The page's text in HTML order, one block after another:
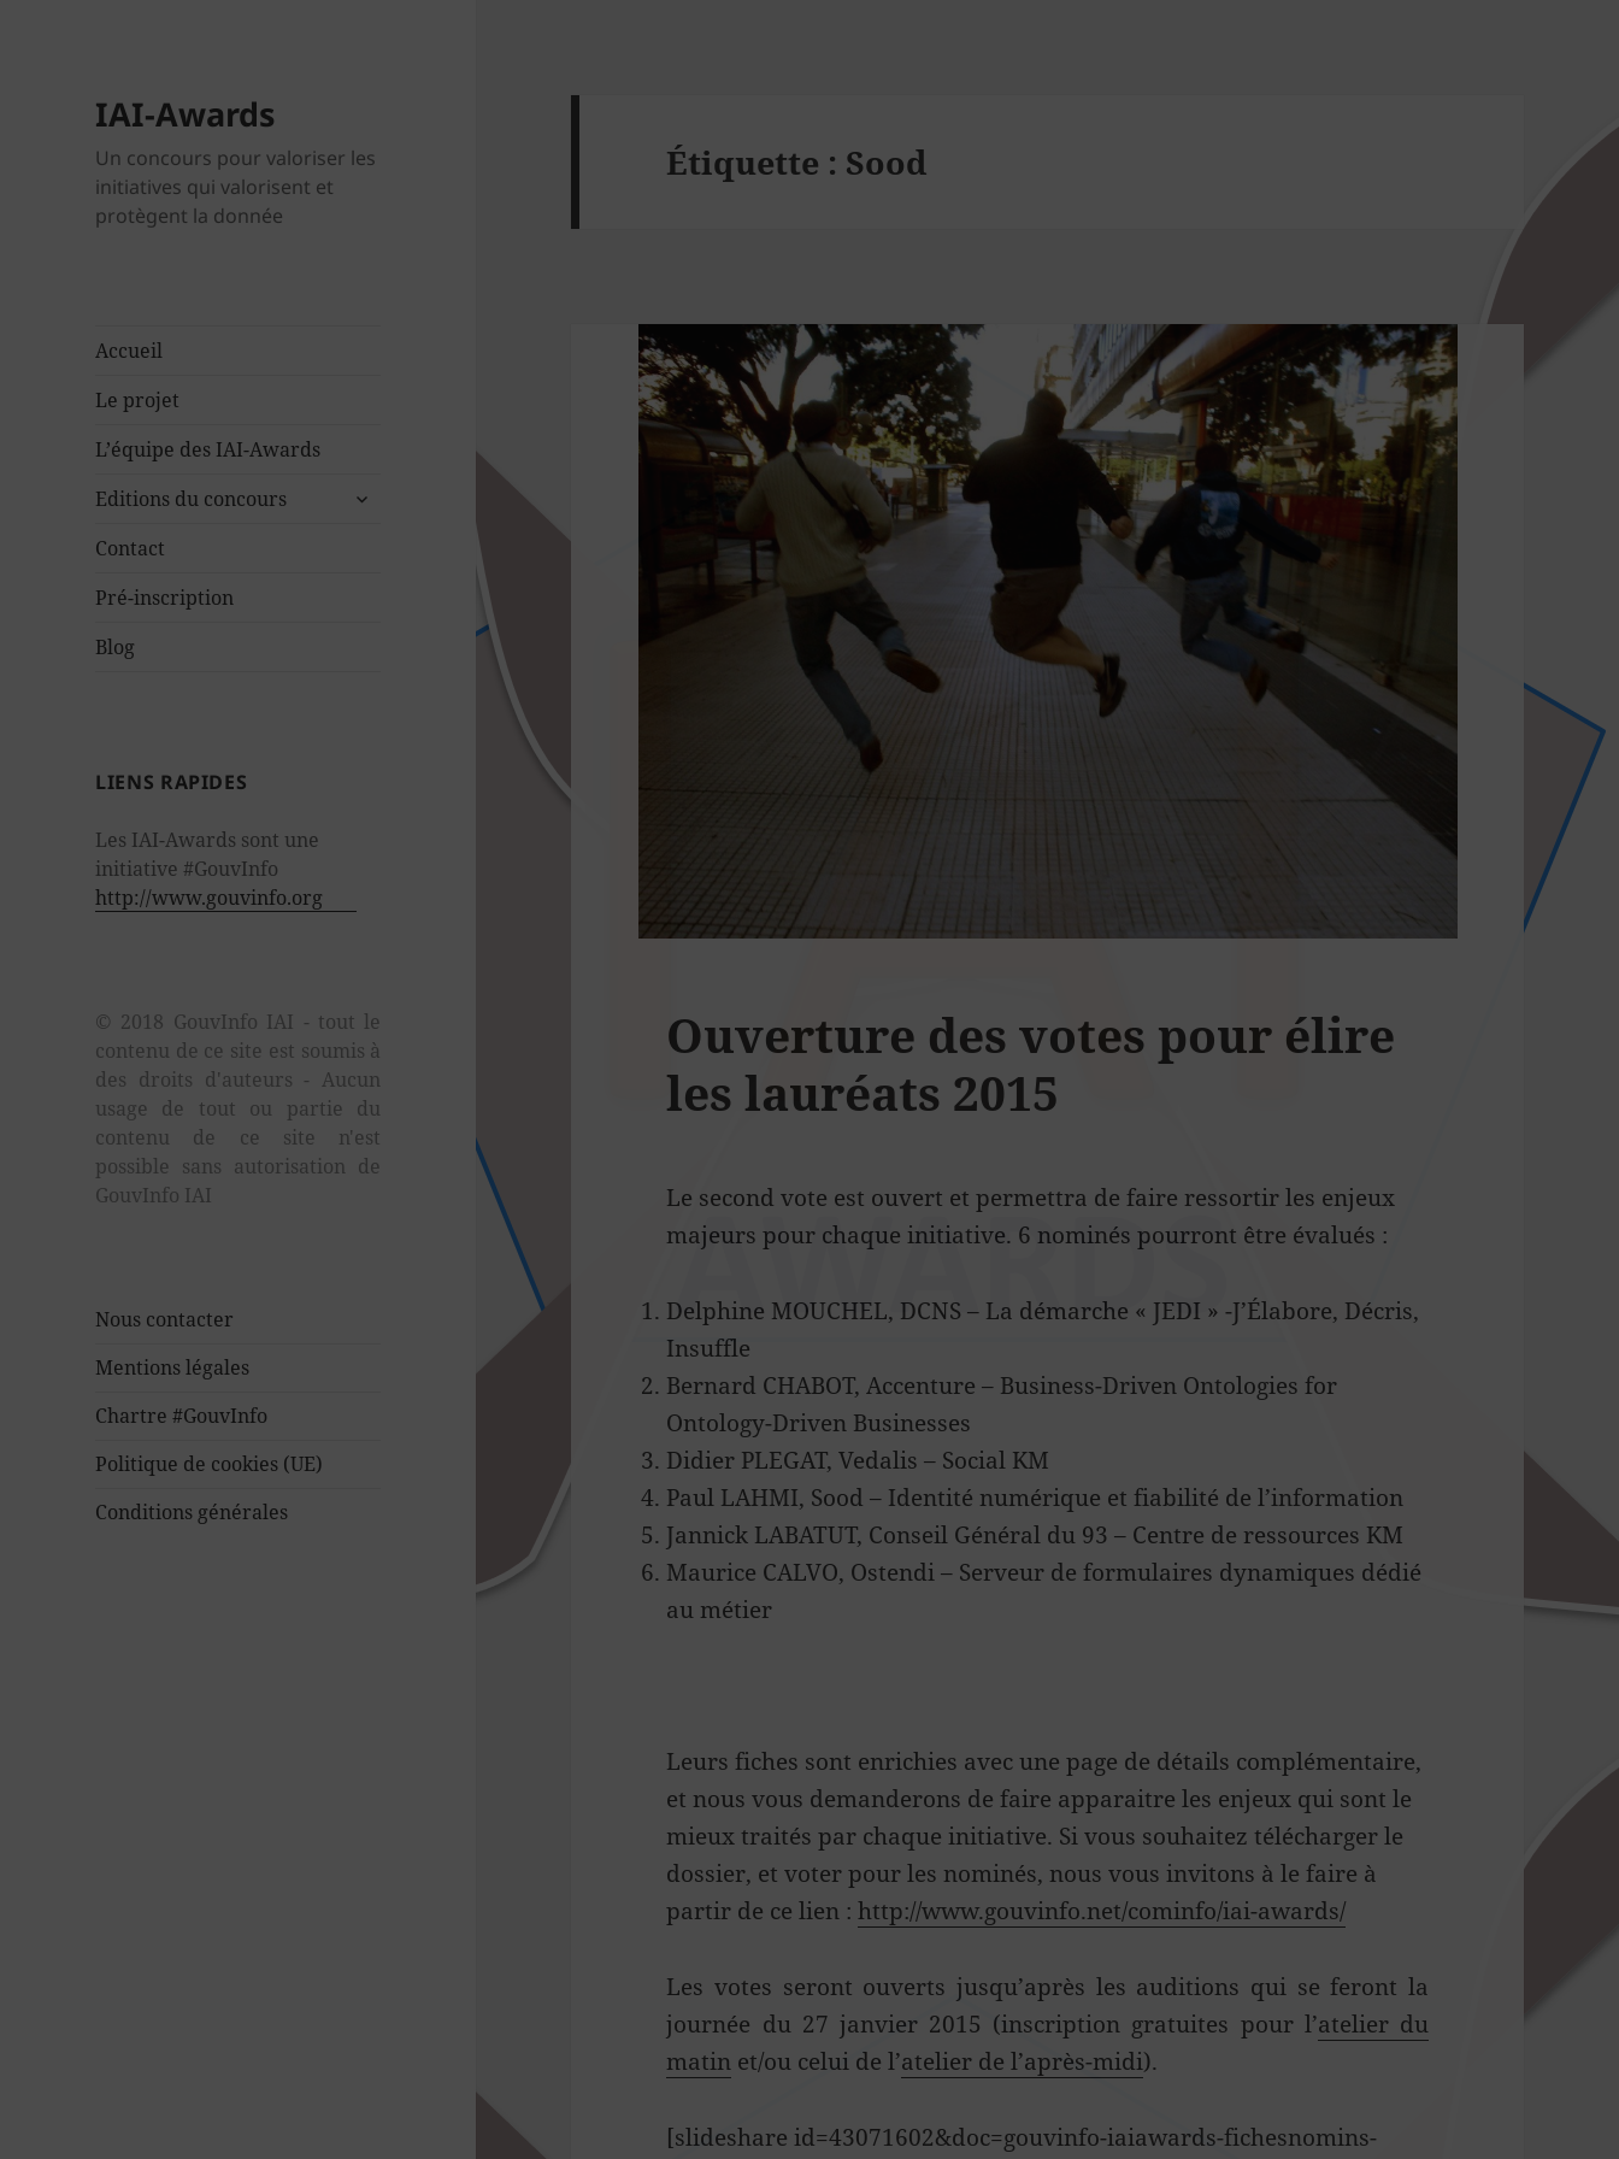
IAI-Awards
Un concours pour valoriser les
initiatives qui valorisent et
protègent la donnée
Accueil
Le projet
L’équipe des IAI-Awards
Editions du concours
ouvrir
Contact
Pré-inscription
Blog
LIENS RAPIDES
Les IAI-Awards sont une
initiative #GouvInfo
http://www.gouvinfo.org
© 2018 GouvInfo IAI - tout le
contenu de ce site est soumis à
des droits d'auteurs - Aucun
usage de tout ou partie du
contenu de ce site n'est
possible sans autorisation de
GouvInfo IAI
Nous contacter
Mentions légales
Chartre #GouvInfo
Politique de cookies (UE)
Conditions générales
Étiquette : Sood
Ouverture des votes pour élire
les lauréats 2015
Le second vote est ouvert et permettra de faire ressortir les enjeux
majeurs pour chaque initiative. 6 nominés pourront être évalués :
Delphine MOUCHEL, DCNS – La démarche « JEDI » -J’Élabore, Décris,
Insuffle
Bernard CHABOT, Accenture – Business-Driven Ontologies for
Ontology-Driven Businesses
Didier PLEGAT, Vedalis – Social KM
Paul LAHMI, Sood – Identité numérique et fiabilité de l’information
Jannick LABATUT, Conseil Général du 93 – Centre de ressources KM
Maurice CALVO, Ostendi – Serveur de formulaires dynamiques dédié
au métier
Leurs fiches sont enrichies avec une page de détails complémentaire,
et nous vous demanderons de faire apparaitre les enjeux qui sont le
mieux traités par chaque initiative. Si vous souhaitez télécharger le
dossier, et voter pour les nominés, nous vous invitons à le faire à
partir de ce lien :http://www.gouvinfo.net/cominfo/iai-awards/
Les votes seront ouverts jusqu’après les auditions qui se feront la
journée du 27 janvier 2015 (inscription gratuites pour l’atelier du
matin et/ou celui de l’atelier de l’après-midi).
[slideshare id=43071602&doc=gouvinfo-iaiawards-fichesnomins-